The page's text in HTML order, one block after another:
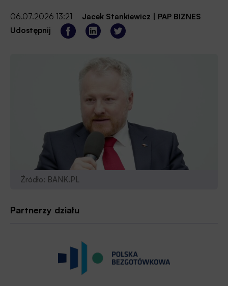
06.07.2026 13:21 Jacek Stankiewicz
PAP BIZNES
Udostępnij
Źródło: BANK.PL
Partnerzy działu